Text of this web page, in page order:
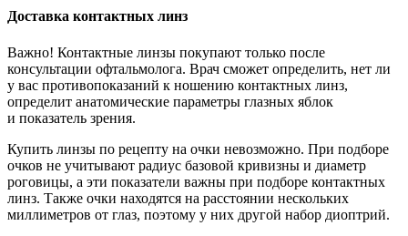
Доставка контактных линз
Важно! Контактные линзы покупают только после
консультации офтальмолога. Врач сможет определить, нет ли
у вас противопоказаний к ношению контактных линз,
определит анатомические параметры глазных яблок
и показатель зрения.
Купить линзы по рецепту на очки невозможно. При подборе
очков не учитывают радиус базовой кривизны и диаметр
роговицы, а эти показатели важны при подборе контактных
линз. Также очки находятся на расстоянии нескольких
миллиметров от глаз, поэтому у них другой набор диоптрий.